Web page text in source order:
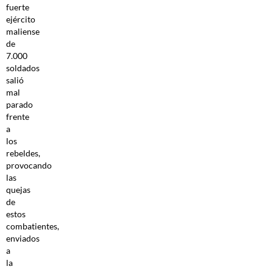
fuerte
ejército
maliense
de
7.000
soldados
salió
mal
parado
frente
a
los
rebeldes,
provocando
las
quejas
de
estos
combatientes,
enviados
a
la